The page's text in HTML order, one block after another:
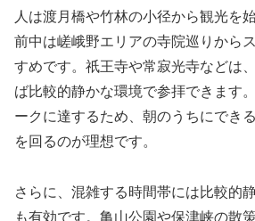
人は渡月橋や竹林の小径から観光を
前中は嵯峨野エリアの寺院巡りから
すめです。祇王寺や常寂光寺などは
ば比較的静かな環境で参拝できます
ークに達するため、朝のうちにでき
を回るのが理想です。
さらに、混雑する時間帯には比較的
も有効です。亀山公園や保津峡の散